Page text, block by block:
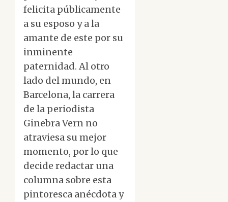
felicita públicamente
a su esposo y a la
amante de este por su
inminente
paternidad. Al otro
lado del mundo, en
Barcelona, la carrera
de la periodista
Ginebra Vern no
atraviesa su mejor
momento, por lo que
decide redactar una
columna sobre esta
pintoresca anécdota y